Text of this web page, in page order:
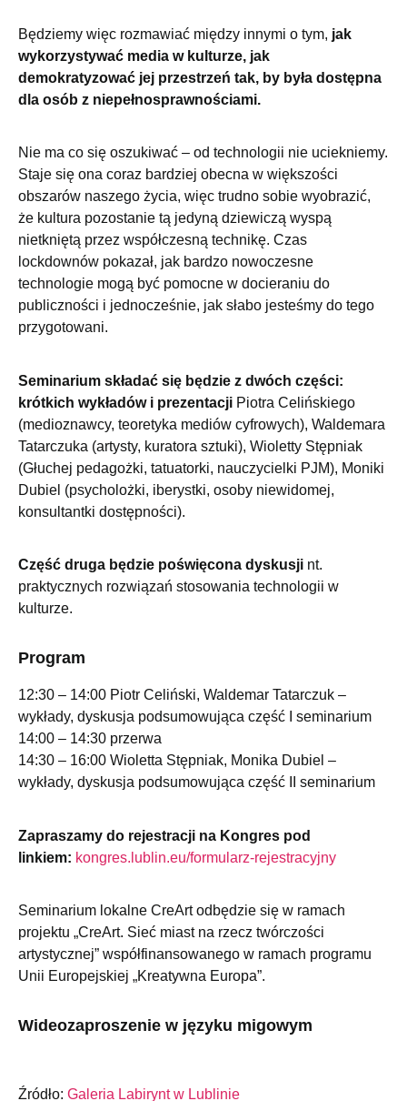
Będziemy więc rozmawiać między innymi o tym, jak
wykorzystywać media w kulturze, jak
demokratyzować jej przestrzeń tak, by była dostępna
dla osób z niepełnosprawnościami.
Nie ma co się oszukiwać – od technologii nie uciekniemy.
Staje się ona coraz bardziej obecna w większości
obszarów naszego życia, więc trudno sobie wyobrazić,
że kultura pozostanie tą jedyną dziewiczą wyspą
nietkniętą przez współczesną technikę. Czas
lockdownów pokazał, jak bardzo nowoczesne
technologie mogą być pomocne w docieraniu do
publiczności i jednocześnie, jak słabo jesteśmy do tego
przygotowani.
Seminarium składać się będzie z dwóch części:
krótkich wykładów i prezentacji Piotra Celińskiego
(medioznawcy, teoretyka mediów cyfrowych), Waldemara
Tatarczuka (artysty, kuratora sztuki), Wioletty Stępniak
(Głuchej pedagożki, tatuatorki, nauczycielki PJM), Moniki
Dubiel (psycholożki, iberystki, osoby niewidomej,
konsultantki dostępności).
Część druga będzie poświęcona dyskusji nt.
praktycznych rozwiązań stosowania technologii w
kulturze.
Program
12:30 – 14:00 Piotr Celiński, Waldemar Tatarczuk –
wykłady, dyskusja podsumowująca część I seminarium
14:00 – 14:30 przerwa
14:30 – 16:00 Wioletta Stępniak, Monika Dubiel –
wykłady, dyskusja podsumowująca część II seminarium
Zapraszamy do rejestracji na Kongres pod
linkiem: kongres.lublin.eu/formularz-rejestracyjny
Seminarium lokalne CreArt odbędzie się w ramach
projektu „CreArt. Sieć miast na rzecz twórczości
artystycznej” współfinansowanego w ramach programu
Unii Europejskiej „Kreatywna Europa”.
Wideozaproszenie w języku migowym
Źródło: Galeria Labirynt w Lublinie